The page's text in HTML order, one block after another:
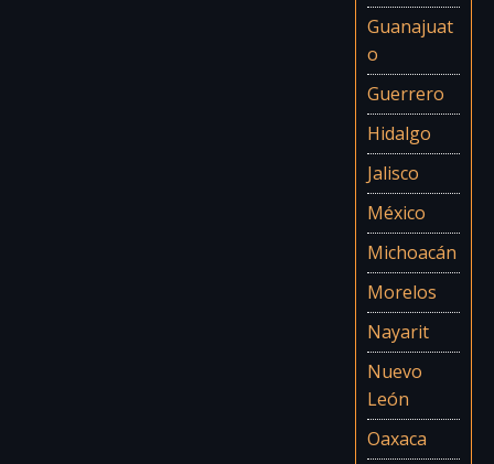
Guanajuat
o
Guerrero
Hidalgo
Jalisco
México
Michoacán
Morelos
Nayarit
Nuevo
León
Oaxaca